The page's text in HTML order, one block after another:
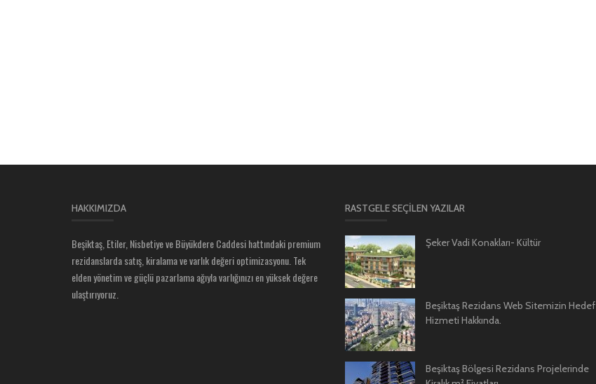
HAKKIMIZDA
Beşiktaş, Etiler, Nisbetiye ve Büyükdere Caddesi hattındaki premium
rezidanslarda satış, kiralama ve varlık değeri optimizasyonu. Tek
elden yönetim ve güçlü pazarlama ağıyla varlığınızı en yüksek değere
ulaştırıyoruz.
RASTGELE SEÇILEN YAZILAR
Şeker Vadi Konakları- Kültür
Beşiktaş Rezidans Web Sitemizin Hedef
Hizmeti Hakkında.
Beşiktaş Bölgesi Rezidans Projelerinde